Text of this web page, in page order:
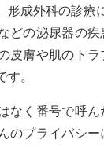
形成外科の診療
どの泌尿器の
皮膚や肌のト
。
なく番号で呼
のプライバシ